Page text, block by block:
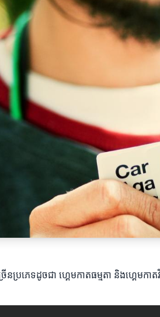
នប្រភេទដូចជា ហ្គេមកាតធម្មតា និងហ្គេម